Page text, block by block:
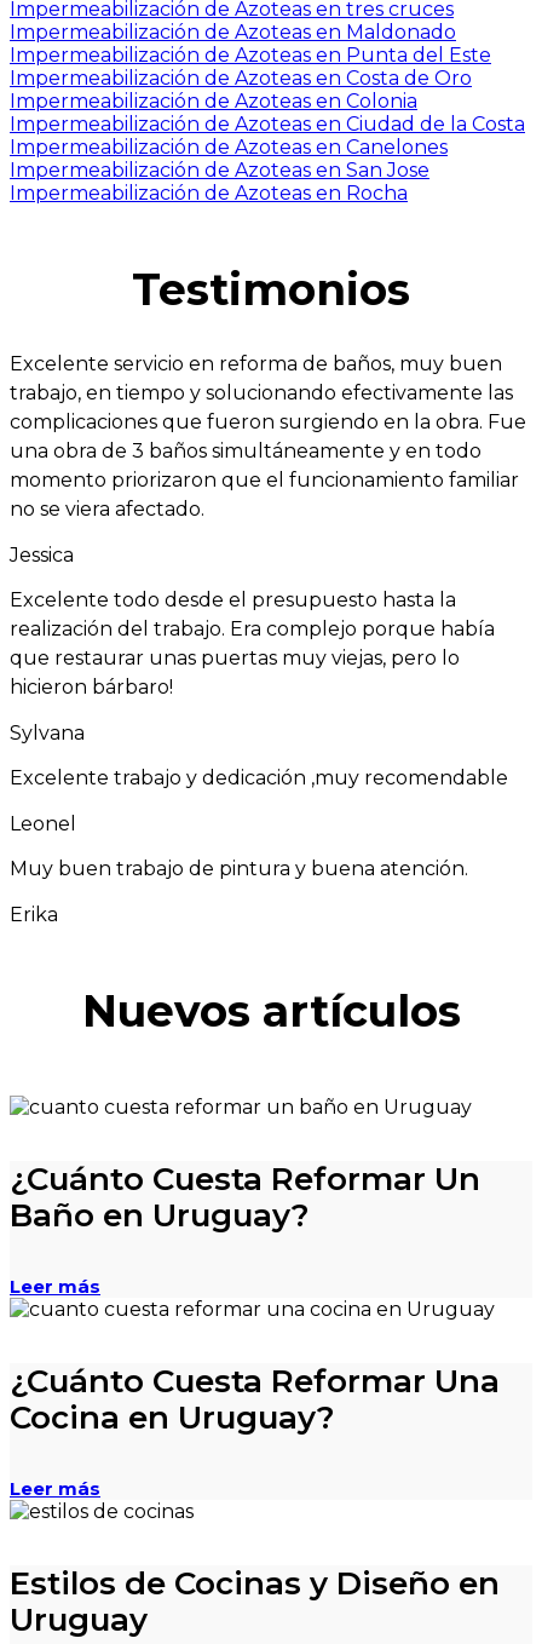
Impermeabilización de Azoteas en tres cruces
Impermeabilización de Azoteas en Maldonado
Impermeabilización de Azoteas en Punta del Este
Impermeabilización de Azoteas en Costa de Oro
Impermeabilización de Azoteas en Colonia
Impermeabilización de Azoteas en Ciudad de la Costa
Impermeabilización de Azoteas en Canelones
Impermeabilización de Azoteas en San Jose
Impermeabilización de Azoteas en Rocha
Testimonios
Excelente servicio en reforma de baños, muy buen
trabajo, en tiempo y solucionando efectivamente las
complicaciones que fueron surgiendo en la obra. Fue
una obra de 3 baños simultáneamente y en todo
momento priorizaron que el funcionamiento familiar
no se viera afectado.
Jessica
Excelente todo desde el presupuesto hasta la
realización del trabajo. Era complejo porque había
que restaurar unas puertas muy viejas, pero lo
hicieron bárbaro!
Sylvana
Excelente trabajo y dedicación ,muy recomendable
Leonel
Muy buen trabajo de pintura y buena atención.
Erika
Nuevos artículos
¿Cuánto Cuesta Reformar Un
Baño en Uruguay?
Leer más
¿Cuánto Cuesta Reformar Una
Cocina en Uruguay?
Leer más
Estilos de Cocinas y Diseño en
Uruguay